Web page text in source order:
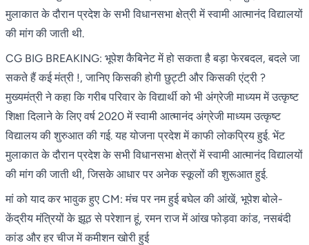
मुलाकात के दौरान प्रदेश के सभी विधानसभा क्षेत्री में स्वामी आत्मानंद विद्यालयों
की मांग की जाती थी.
CG BIG BREAKING: भूपेश कैबिनेट में हो सकता है बड़ा फेरबदल, बदले जा
सकते हैं कई मंत्री !, जानिए किसकी होगी छुट्टी और किसकी एंट्री ?
मुख्यमंत्री ने कहा कि गरीब परिवार के विद्यार्थी को भी अंग्रेजी माध्यम में उत्कृष्ट
शिक्षा दिलाने के लिए वर्ष 2020 में स्वामी आत्मानंद अंग्रेजी माध्यम उत्कृष्ट
विद्यालय की शुरुआत की गई. यह योजना प्रदेश में काफी लोकप्रिय हुई. भेंट
मुलाकात के दौरान प्रदेश के सभी विधानसभा क्षेत्रों में स्वामी आत्मानंद विद्यालयों
की मांग की जाती थी, जिसके आधार पर अनेक स्कूलों की शुरूआत हुई.
मां को याद कर भावुक हुए CM: मंच पर नम हुई बघेल की आंखें, भूपेश बोले-
केंद्रीय मंत्रियों के झूठ से परेशान हूं, रमन राज में आंख फोड़वा कांड, नसबंदी
कांड और हर चीज में कमीशन खोरी हुई